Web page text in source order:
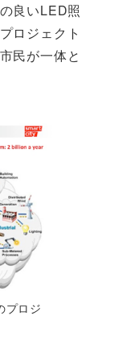
良いLED照
ロジェクト
民が一体と
プロジ